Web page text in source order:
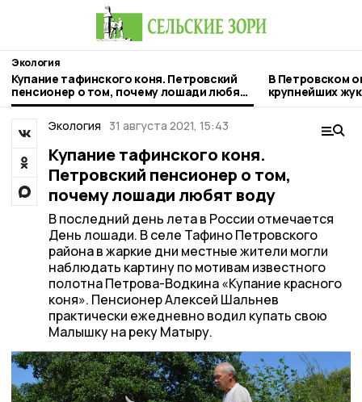
Экология
Купание тафинского коня. Петровский
пенсионер о том, почему лошади любят
воду
В Петровском
крупнейших
Экология 31 августа 2021, 15:43
Купание тафинского коня.
Петровский пенсионер о том,
почему лошади любят воду
В последний день лета в России отмечается
День лошади. В селе Тафино Петровского
района в жаркие дни местные жители могли
наблюдать картину по мотивам известного
полотна Петрова-Водкина «Купание красного
коня». Пенсионер Алексей Шальнев
практически ежедневно водил купать свою
Малышку на реку Матыру.